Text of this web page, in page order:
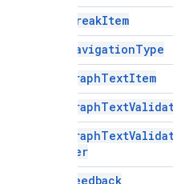
BreakItem
NavigationType
ParagraphTextItem
ParagraphText
ParagraphText
Builder
Feedback